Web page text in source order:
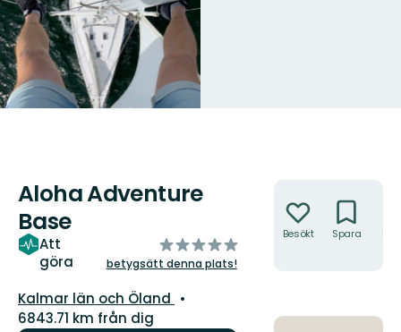
Aloha Adventure
Base
Att
göra
av
5
betygsätt denna plats!
Län:
Kalmar län och Öland
6843.71 km från dig
Besökt Spara